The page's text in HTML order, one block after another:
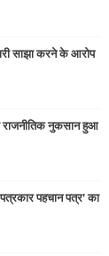
साझा करने के आरोप
राजनीतिक नुकसान हुआ
पहचान पत्र’ का